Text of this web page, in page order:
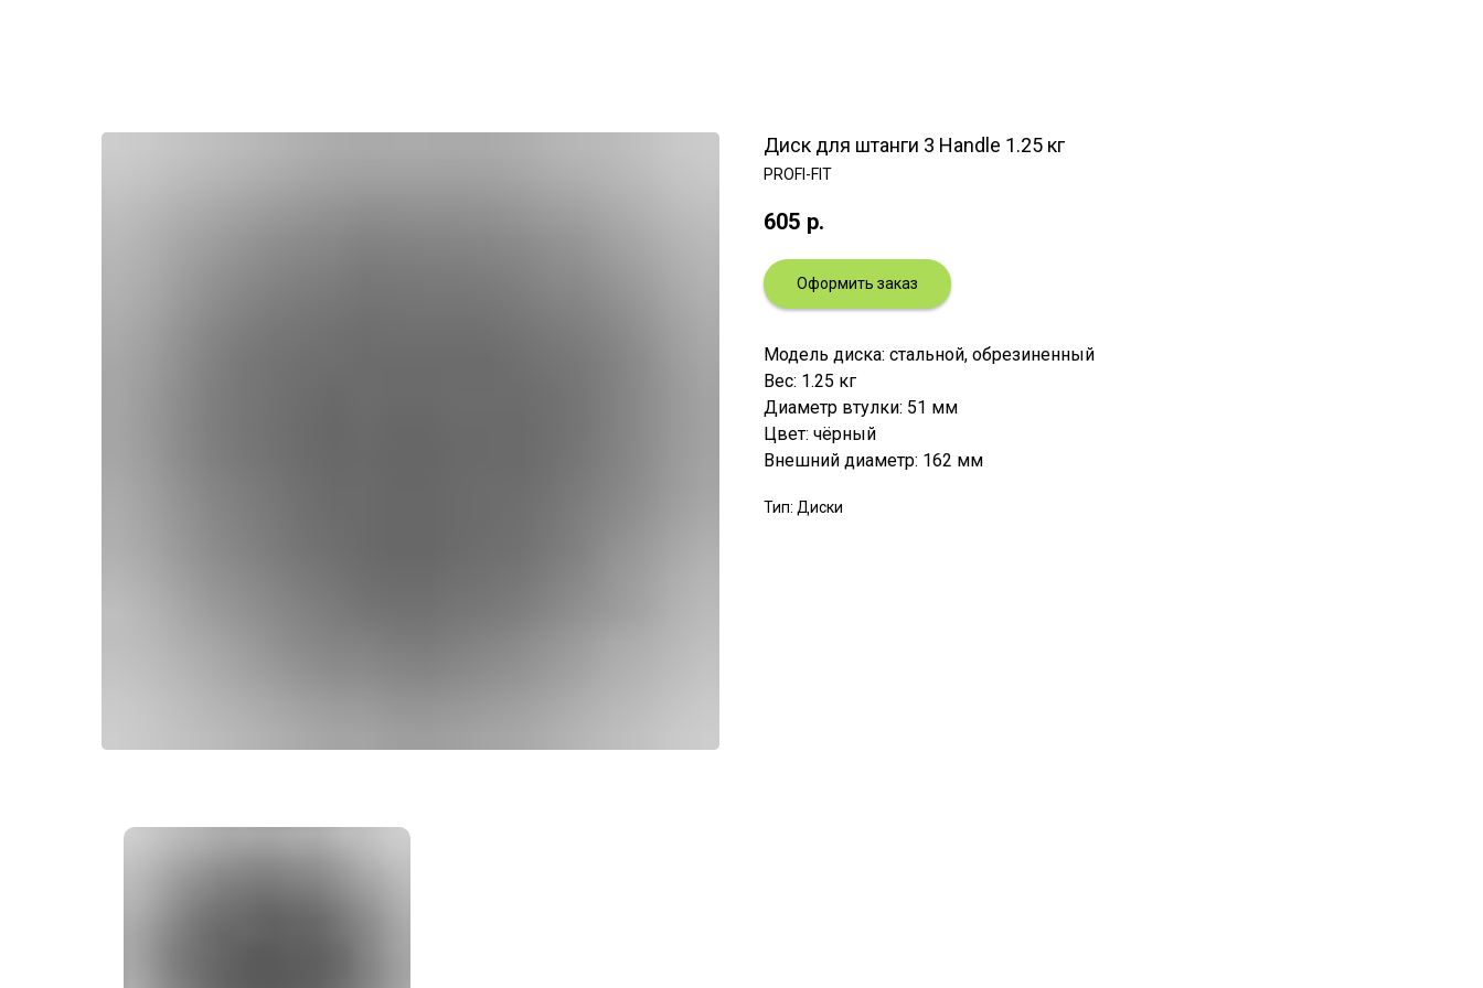
Диск для штанги 3 Handle 1.25 кг
PROFI-FIT
605 р.
Оформить заказ
Модель диска: стальной, обрезиненный
Вес: 1.25 кг
Диаметр втулки: 51 мм
Цвет: чёрный
Внешний диаметр: 162 мм
Тип: Диски